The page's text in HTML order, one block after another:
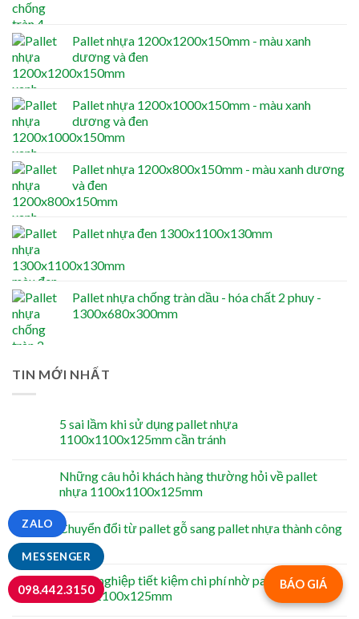
Pallet nhựa 1200x1200x150mm - màu xanh
dương và đen
Pallet nhựa 1200x1000x150mm - màu xanh
dương và đen
Pallet nhựa 1200x800x150mm - màu xanh dương
và đen
Pallet nhựa đen 1300x1100x130mm
Pallet nhựa chống tràn dầu - hóa chất 2 phuy -
1300x680x300mm
TIN MỚI NHẤT
5 sai lầm khi sử dụng pallet nhựa
1100x1100x125mm cần tránh
Những câu hỏi khách hàng thường hỏi về pallet
nhựa 1100x1100x125mm
Chuyển đổi từ pallet gỗ sang pallet nhựa thành công
Doanh nghiệp tiết kiệm chi phí nhờ pallet nhựa
1100x1100x125mm
BÁO GIÁ
MESSENGER
ZALO
098.442.3150